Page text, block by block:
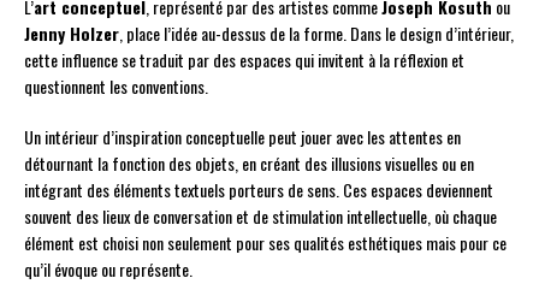
L’art conceptuel, représenté par des artistes commeJoseph Kosuth ou
Jenny Holzer, place l’idée au-dessus de la forme. Dans le design d’intérieur,
cette influence se traduit par des espaces qui invitent à la réflexion et
questionnent les conventions.
Un intérieur d’inspiration conceptuelle peut jouer avec les attentes en
détournant la fonction des objets, en créant des illusions visuelles ou en
intégrant des éléments textuels porteurs de sens. Ces espaces deviennent
souvent des lieux de conversation et de stimulation intellectuelle, où chaque
élément est choisi non seulement pour ses qualités esthétiques mais pour ce
qu’il évoque ou représente.